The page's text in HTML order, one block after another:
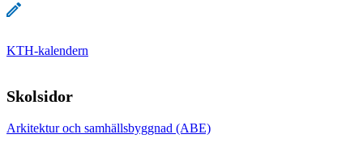
KTH-kalendern
Skolsidor
Arkitektur och samhällsbyggnad (ABE)